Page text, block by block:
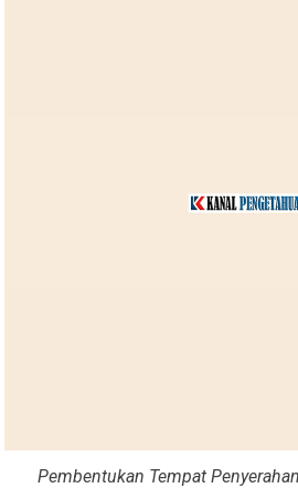
Pembentukan Tempat